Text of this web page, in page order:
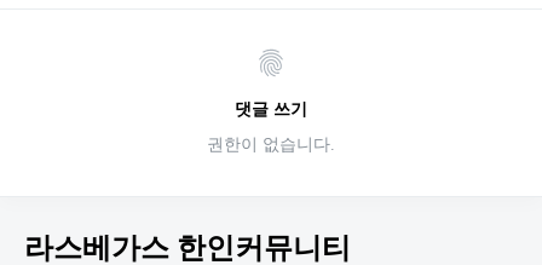
댓글 쓰기
권한이 없습니다.
라스베가스 한인커뮤니티